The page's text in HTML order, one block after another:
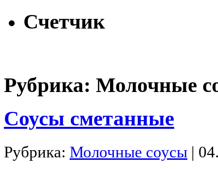
Счетчик
Рубрика: Молочные
Соусы сметанные
Рубрика: Молочные соусы |